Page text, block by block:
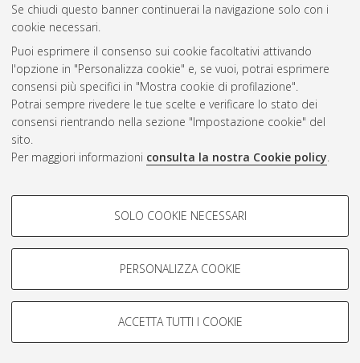
Se chiudi questo banner continuerai la navigazione solo con i
cookie necessari.
Puoi esprimere il consenso sui cookie facoltativi attivando
l'opzione in "Personalizza cookie" e, se vuoi, potrai esprimere
consensi più specifici in "Mostra cookie di profilazione".
Potrai sempre rivedere le tue scelte e verificare lo stato dei
consensi rientrando nella sezione "Impostazione cookie" del
sito.
Per maggiori informazioni consulta la nostra Cookie policy.
COOKIE DI PROFILAZIONE -
Si tratta di cookie utilizzati per analizzare le caratteristiche della
navigazione degli utenti, creare profili in base al loro comportamento
Mostra cookie di profilazione
COOKIE TECNICI - NECESSARI
SOLO COOKIE NECESSARI
PERSONALIZZA COOKIE
ACCETTA TUTTI I COOKIE
Atom
Rss 1.0
Rss 2.0
AMS Laurea
Impostazioni Cookie
Informativa sulla privacy
Condizioni d’uso del sito